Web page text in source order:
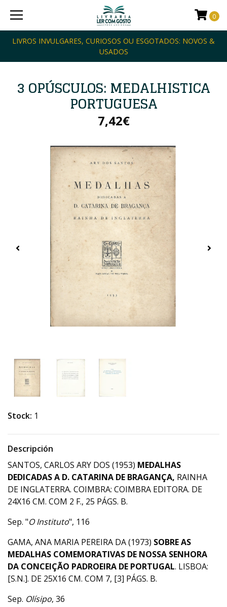
LIVROS INVULGARES, CURIOSOS OU ESGOTADOS: NOVOS &
USADOS
0
3 OPÚSCULOS: MEDALHISTICA
PORTUGUESA
7,42€
Stock: 1
Descripción
SANTOS, CARLOS ARY DOS (1953) MEDALHAS
DEDICADAS A D. CATARINA DE BRAGANÇA, RAINHA
DE INGLATERRA. COIMBRA: COIMBRA EDITORA. DE
24X16 CM. COM 2 F., 25 PÁGS. B.
Sep. "O Instituto", 116
GAMA, ANA MARIA PEREIRA DA (1973) SOBRE AS
MEDALHAS COMEMORATIVAS DE NOSSA SENHORA
DA CONCEIÇÃO PADROEIRA DE PORTUGAL. LISBOA:
[S.N.]. DE 25X16 CM. COM 7, [3] PÁGS. B.
Sep. Olísipo, 36